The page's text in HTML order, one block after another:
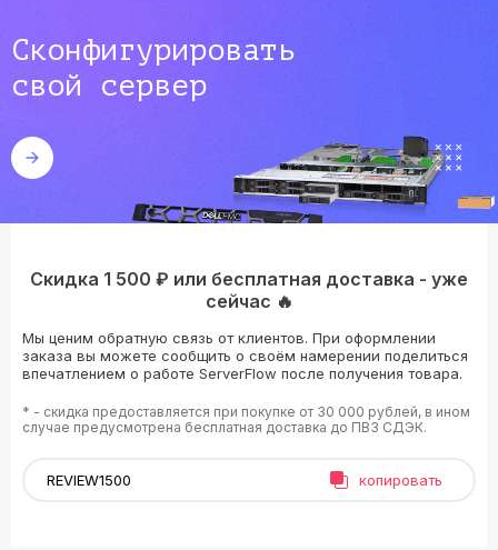
Сконфигурировать
свой сервер
Скидка 1 500 ₽ или бесплатная доставка - уже
сейчас 🔥
Мы ценим обратную связь от клиентов. При оформлении
заказа вы можете сообщить о своём намерении поделиться
впечатлением о работе ServerFlow после получения товара.
* - скидка предоставляется при покупке от 30 000 рублей, в ином
случае предусмотрена бесплатная доставка до ПВЗ СДЭК.
копировать